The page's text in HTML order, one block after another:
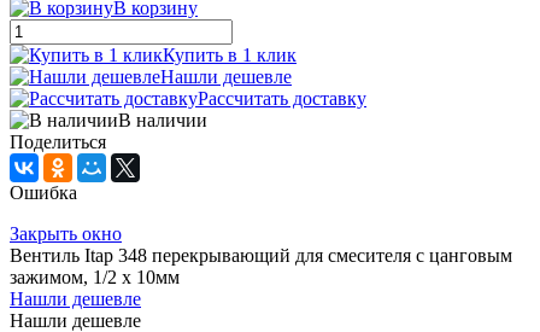
В корзину
Купить в 1 клик
Нашли дешевле
Рассчитать доставку
В наличии
Поделиться
Ошибка
Закрыть окно
Вентиль Itap 348 перекрывающий для смесителя с цанговым
зажимом, 1/2 x 10мм
Нашли дешевле
Нашли дешевле